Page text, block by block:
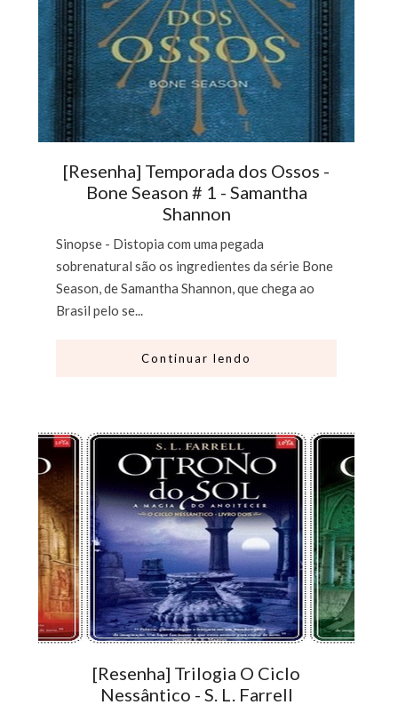
[Resenha] Temporada dos Ossos -
Bone Season # 1 - Samantha
Shannon
Sinopse - Distopia com uma pegada
sobrenatural são os ingredientes da série Bone
Season, de Samantha Shannon, que chega ao
Brasil pelo se...
Continuar lendo
[Resenha] Trilogia O Ciclo
Nessântico - S. L. Farrell